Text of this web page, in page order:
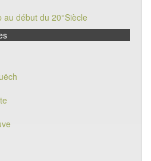
début du 20°Siècle